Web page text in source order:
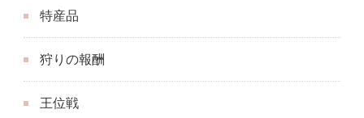
特産品
狩りの報酬
王位戦